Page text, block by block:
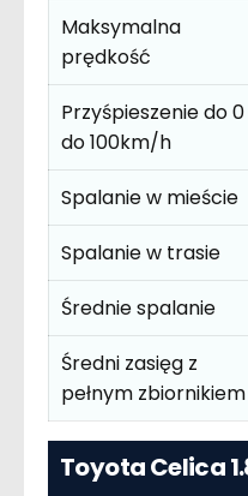
Maksymalna
prędkość
Przyśpieszenie do 0
do 100km/h
Spalanie w mieście
Spalanie w trasie
Średnie spalanie
Średni zasięg z
pełnym zbiornikiem
Toyota Celica